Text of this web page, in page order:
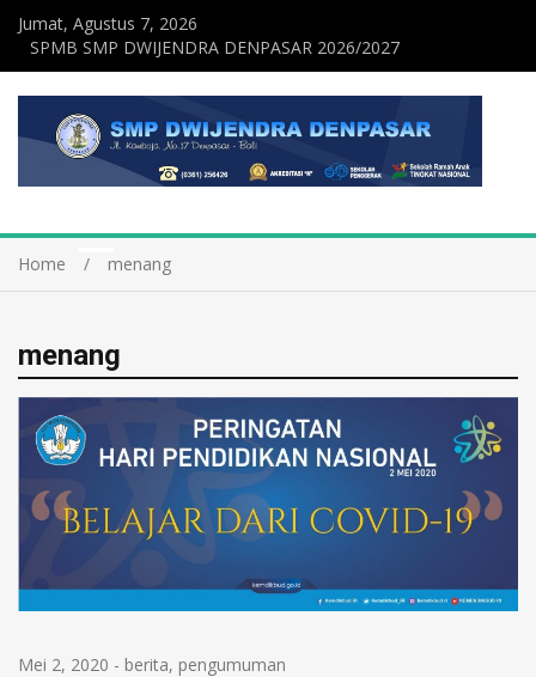
Jumat, Agustus 7, 2026
SPMB SMP DWIJENDRA DENPASAR 2026/2027
Home menang
menang
Mei 2, 2020 - berita, pengumuman